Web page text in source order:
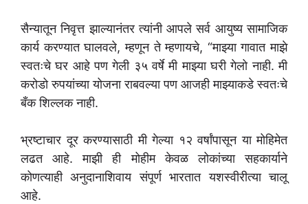
सैन्यातून निवृत्त झाल्यानंतर त्यांनी आपले सर्व आयुष्य सामाजिक
कार्य करण्यात घालवले, म्हणून ते म्हणायचे, “माझ्या गावात माझे
स्वतःचे घर आहे पण गेली ३५ वर्षे मी माझ्या घरी गेलो नाही. मी
करोडो रुपयांच्या योजना राबवल्या पण आजही माझ्याकडे स्वतःचे
बँक शिल्लक नाही.
भ्रष्टाचार दूर करण्यासाठी मी गेल्या १२ वर्षांपासून या मोहिमेत
लढत आहे. माझी ही मोहीम केवळ लोकांच्या सहकार्याने
कोणत्याही अनुदानाशिवाय संपूर्ण भारतात यशस्वीरीत्या चालू
आहे.